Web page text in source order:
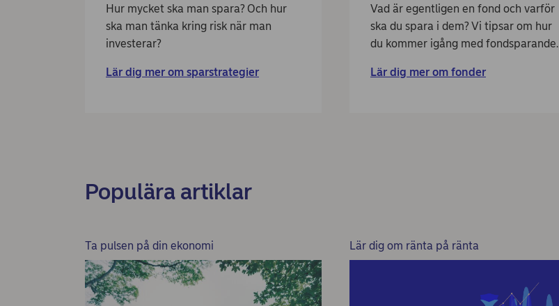
Hur mycket ska man spara? Och hur
ska man tänka kring risk när man
investerar?
Lär dig mer om sparstrategier
Vad är egentligen en fond och varför
ska du spara i dem? Vi tipsar om hur
du kommer igång med fondsparande.
Lär dig mer om fonder
Populära artiklar
Ta pulsen på din ekonomi Lär dig om ränta på ränta